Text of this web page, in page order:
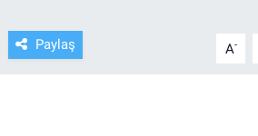
Paylaş A-
EĞİTİM